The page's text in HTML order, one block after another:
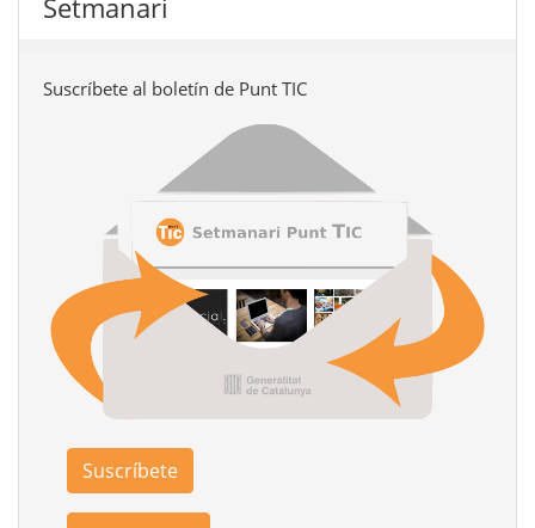
Suscríbete al boletín de Punt TIC
Suscríbete